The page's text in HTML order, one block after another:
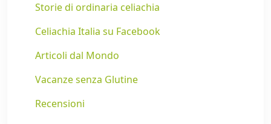
Storie di ordinaria celiachia
Celiachia Italia su Facebook
Articoli dal Mondo
Vacanze senza Glutine
Recensioni